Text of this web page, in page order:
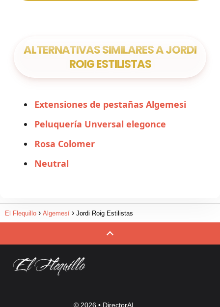
ALTERNATIVAS SIMILARES A JORDI
ROIG ESTILISTAS
Extensiones de pestañas Algemesi
Peluquería Unversal elegonce
Rosa Colomer
Neutral
El Flequillo Algemesí Jordi Roig Estilistas
© 2026 • DirectorAI